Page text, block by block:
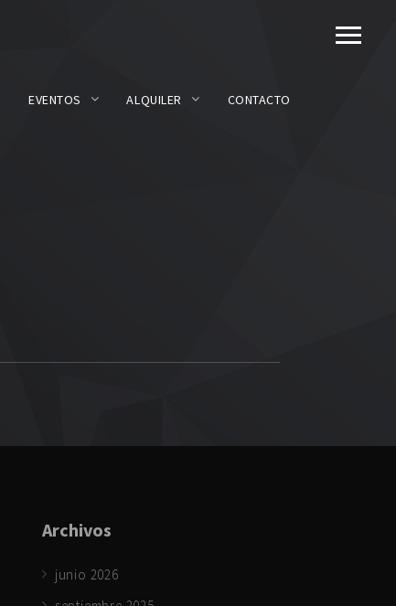
EVENTOS ALQUILER CONTACTO
Archivos
junio 2026